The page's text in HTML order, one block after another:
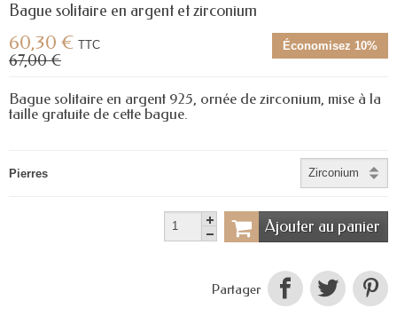
Bague solitaire en argent et zirconium
Économisez 10%
60,30 € TTC
67,00 €
Bague solitaire en argent 925, ornée de zirconium, mise à la
taille gratuite de cette bague.
Pierres
Ajouter au panier
Partager